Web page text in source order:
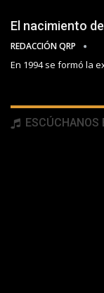
El nacimiento
REDACCIÓN QRP
En 1994 se formó la
ESCÚCHANOS